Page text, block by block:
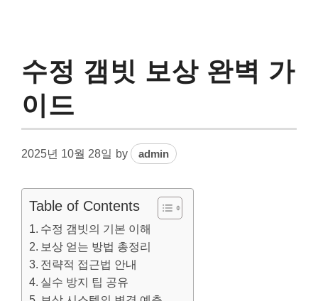
수정 갬빗 보상 완벽 가
이드
2025년 10월 28일 by admin
Table of Contents
수정 갬빗의 기본 이해
보상 얻는 방법 총정리
전략적 접근법 안내
실수 방지 팁 공유